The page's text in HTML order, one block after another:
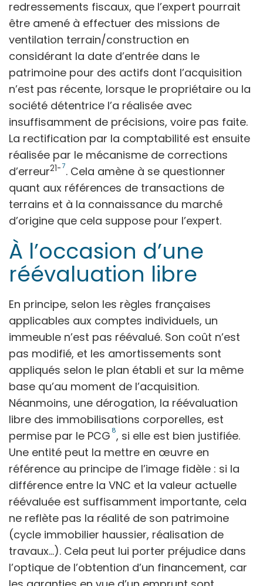
redressements fiscaux, que l’expert pourrait
être amené à effectuer des missions de
ventilation terrain/construction en
considérant la date d’entrée dans le
patrimoine pour des actifs dont l’acquisition
n’est pas récente, lorsque le propriétaire ou la
société détentrice l’a réalisée avec
insuffisamment de précisions, voire pas faite.
La rectification par la comptabilité est ensuite
réalisée par le mécanisme de corrections
d’erreur21- 7. Cela amène à se questionner
quant aux références de transactions de
terrains et à la connaissance du marché
d’origine que cela suppose pour l’expert.
À l’occasion d’une
réévaluation libre
En principe, selon les règles françaises
applicables aux comptes individuels, un
immeuble n’est pas réévalué. Son coût n’est
pas modifié, et les amortissements sont
appliqués selon le plan établi et sur la même
base qu’au moment de l’acquisition.
Néanmoins, une dérogation, la réévaluation
libre des immobilisations corporelles, est
permise par le PCG 8, si elle est bien justifiée.
Une entité peut la mettre en œuvre en
référence au principe de l’image fidèle : si la
différence entre la VNC et la valeur actuelle
réévaluée est suffisamment importante, cela
ne reflète pas la réalité de son patrimoine
(cycle immobilier haussier, réalisation de
travaux...). Cela peut lui porter préjudice dans
l’optique de l’obtention d’un financement, car